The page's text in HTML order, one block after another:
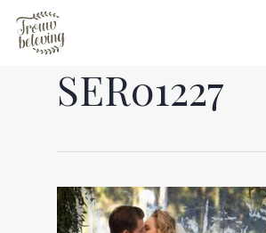
Hit enter to search or ESC to close
SER01227